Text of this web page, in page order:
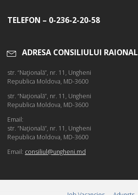
TELEFON – 0-236-2-20-58
ADRESA CONSILIULUI RAIONAL
str. “Naţională”, nr. 11, Ungheni
Republica Moldova, MD-3600
str. “Naţională”, nr. 11, Ungheni
Republica Moldova, MD-3600
Email:
str. “Naţională”, nr. 11, Ungheni
Republica Moldova, MD-3600
Email: consiliul@ungheni.md